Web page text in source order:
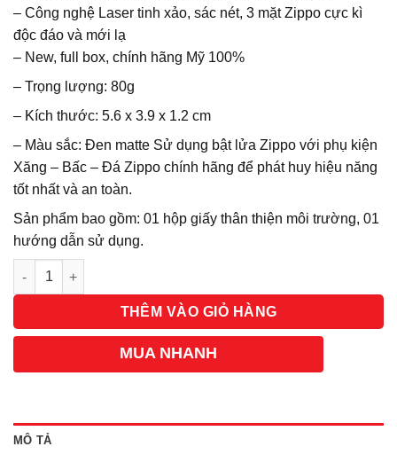
– Công nghệ Laser tinh xảo, sác nét, 3 mặt Zippo cực kì
độc đáo và mới lạ
– New, full box, chính hãng Mỹ 100%
– Trọng lượng: 80g
– Kích thước: 5.6 x 3.9 x 1.2 cm
– Màu sắc: Đen matte Sử dụng bật lửa Zippo với phụ kiện
Xăng – Bấc – Đá Zippo chính hãng để phát huy hiệu năng
tốt nhất và an toàn.
Sản phẩm bao gồm: 01 hộp giấy thân thiện môi trường, 01
hướng dẫn sử dụng.
Số lượng
THÊM VÀO GIỎ HÀNG
MUA NHANH
MÔ TẢ